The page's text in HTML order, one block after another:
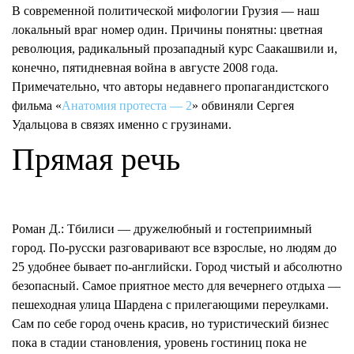
В современной политической мифологии Грузия — наш
локальный враг номер один. Причины понятны: цветная
революция, радикальный прозападный курс Саакашвили и,
конечно, пятидневная война в августе 2008 года.
Примечательно, что авторы недавнего пропагандистского
фильма «Анатомия протеста — 2» обвиняли Сергея
Удальцова в связях именно с грузинами.
Прямая речь
Роман Д.: Тбилиси — дружелюбный и гостеприимный
город. По-русски разговаривают все взрослые, но людям до
25 удобнее бывает по-английски. Город чистый и абсолютно
безопасный. Самое приятное место для вечернего отдыха —
пешеходная улица Шардена с прилегающими переулками.
Сам по себе город очень красив, но туристический бизнес
пока в стадии становления, уровень гостиниц пока не